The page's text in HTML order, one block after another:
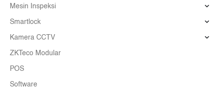
Mesin Inspeksi
Smartlock
Kamera CCTV
ZKTeco Modular
POS
Software